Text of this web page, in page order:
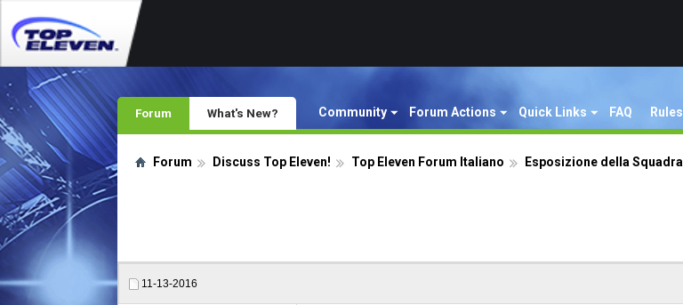
Forum Community Forum Actions Quick Links FAQ Rules
What's New?
Forum Discuss Top Eleven! Top Eleven Forum Italiano Esposizione della Squadra
11-13-2016